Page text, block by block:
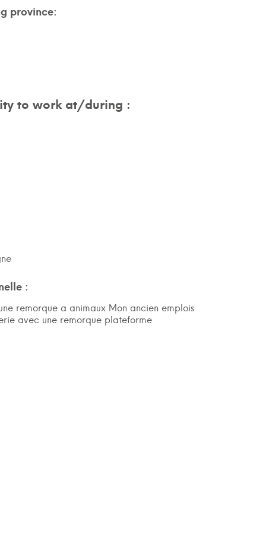
province:
to work at/during :
:
remorque a animaux Mon ancien emplois
avec une remorque plateforme